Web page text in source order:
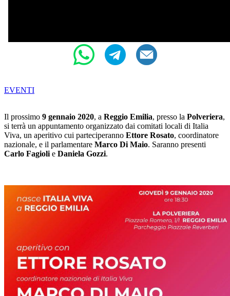
EVENTI
Il prossimo 9 gennaio 2020, a Reggio Emilia, presso la Polveriera,
si terrà un appuntamento organizzato dai comitati locali di Italia
Viva, un aperitivo cui parteciperanno Ettore Rosato, coordinatore
nazionale, e il parlamentare Marco Di Maio. Saranno presenti
Carlo Fagioli e Daniela Gozzi.